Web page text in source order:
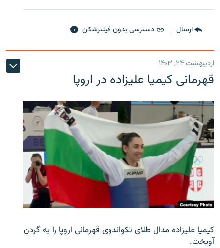
ارسال دسترسی بدون فیلترشکن
اردیبهشت ۲۴, ۱۴۰۳
قهرمانی کیمیا علیزاده در اروپا
کیمیا علیزاده مدال طلای تکواندوی قهرمانی اروپا را به گردن
آویخت.